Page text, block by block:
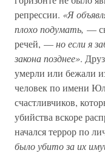
репрессии. «Я
плохо подумать, —
речей, —но если я
закона позднее».
умерли или бежали
человек по имени
счастливчиков,
убийства вскоре
начался террор по
было убито за их